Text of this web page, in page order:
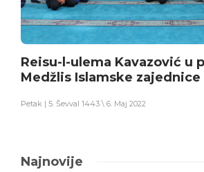
Reisu-l-ulema Kavazović u
Medžlis Islamske zajednice
Petak | 5. Ševval 1443 \ 6. Maj 2022
Najnovije